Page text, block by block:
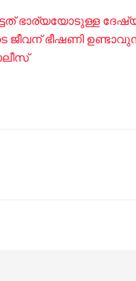
ഭാര്യയോടുള്ള
ഭീഷണി